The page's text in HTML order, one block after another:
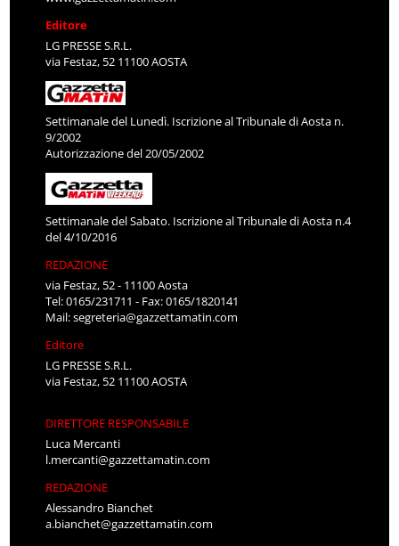
Editore
LG PRESSE S.R.L.
via Festaz, 52 11100 AOSTA
Settimanale del Lunedì. Iscrizione al Tribunale di Aosta n.
9/2002
Autorizzazione del 20/05/2002
Settimanale del Sabato. Iscrizione al Tribunale di Aosta n.4
del 4/10/2016
REDAZIONE
via Festaz, 52 - 11100 Aosta
Tel: 0165/231711 - Fax: 0165/1820141
Mail:segreteria@gazzettamatin.com
Editore
LG PRESSE S.R.L.
via Festaz, 52 11100 AOSTA
DIRETTORE RESPONSABILE
Luca Mercanti
l.mercanti@gazzettamatin.com
REDAZIONE
Alessandro Bianchet
a.bianchet@gazzettamatin.com